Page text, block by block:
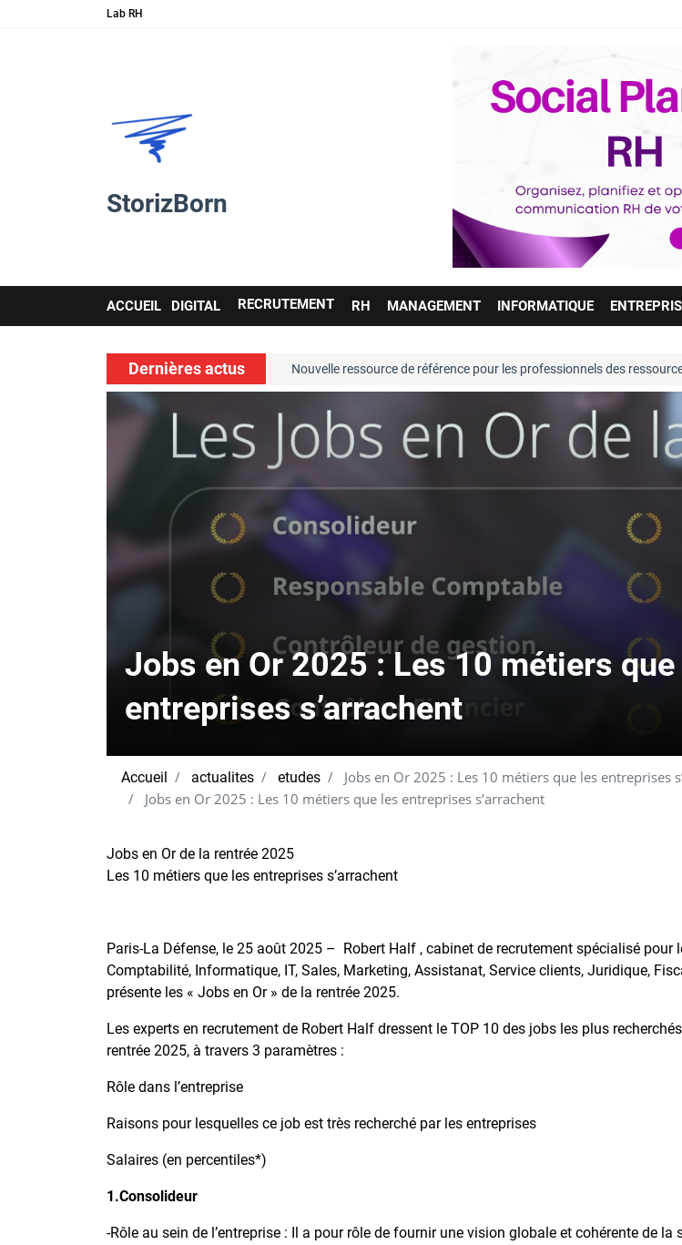
Lab RH
StorizBorn
Main
navigation
ACCUEIL DIGITAL RECRUTEMENT RH MANAGEMENT INFORMATIQUE
Dernières actus Nouvelle ressource de référence pour les professionnels des
Jobs en Or 2025 : Les 10 métiers
entreprises s’arrachent
Accueil actualites etudes
Jobs en Or 2025 : Les 10 métiers que les entreprises
Jobs en Or 2025 : Les 10 métiers que les entreprises s’arrachent
Jobs en Or de la rentrée 2025
‎Les 10 métiers que les entreprises s’arrachent
Paris-La Défense, le 25 août 2025 – Robert Half , cabinet de recrutement spécialisé pour
Comptabilité, Informatique, IT, Sales, Marketing, Assistanat, Service clients, Juridique,
présente les « Jobs en Or » de la rentrée 2025.
Les experts en recrutement de Robert Half dressent le TOP 10 des jobs les plus
rentrée 2025, à travers 3 paramètres :
Rôle dans l’entreprise
Raisons pour lesquelles ce job est très recherché par les entreprises
Salaires (en percentiles*)
1.Consolideur
-Rôle au sein de l’entreprise : Il a pour rôle de fournir une vision globale et cohérente de la